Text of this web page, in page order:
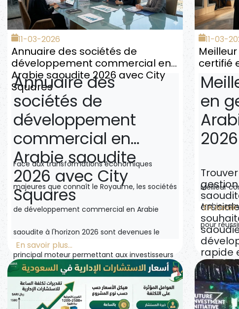
11-03-2026
Annuaire des sociétés de
développement commercial en
Arabie saoudite 2026 avec City
Squares
Annuaire des
sociétés de
développement
commercial en
Arabie saoudite
2026 avec City
Squares
Face aux transformations économiques
majeures que connaît le Royaume, les sociétés
de développement commercial en Arabie
saoudite à l'horizon 2026 sont devenues le
principal moteur permettant aux investisseurs
locaux et internationaux de suivre le rythme de
la Vision 2030 du Royaume.City Squares
En savoir plus...
11-03-
certifié
en
2026
Meilleur
Arabie
pour
Trouver
rapide
Madin
En savoir